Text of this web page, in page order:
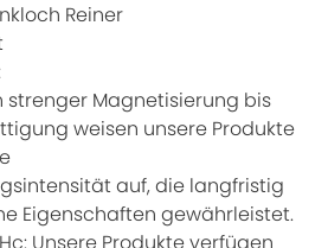
Reiner
strenger Magnetisierung bis
weisen unsere Produkte
auf, die langfristig
Eigenschaften gewährleistet.